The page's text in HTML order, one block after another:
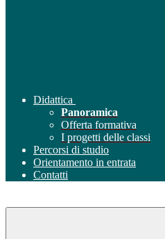
Didattica
Panoramica
Offerta formativa
I progetti delle classi
Percorsi di studio
Orientamento in entrata
Contatti